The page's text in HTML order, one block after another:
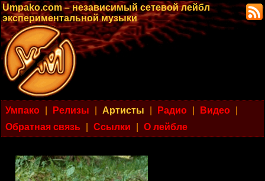
Umpako.com – независимый сетевой лейбл
экспериментальной музыки
Умпако Релизы Артисты Радио Видео
Обратная связь
Ссылки О лейбле